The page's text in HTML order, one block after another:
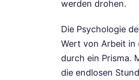
werden drohen.
Die Psychologie
Wert von Arbeit in
durch ein Prisma.
die endlosen